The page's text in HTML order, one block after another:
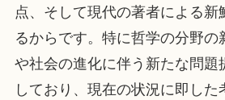
点、そして現代の著者による新
るからです。特に哲学の分野の
や社会の進化に伴う新たな問題
しており、現在の状況に即した